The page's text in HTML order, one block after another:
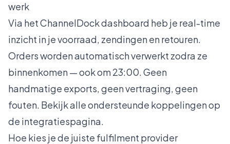
werk
Via het ChannelDock dashboard heb je real-time
inzicht in je voorraad, zendingen en retouren.
Orders worden automatisch verwerkt zodra ze
binnenkomen — ook om 23:00. Geen
handmatige exports, geen vertraging, geen
fouten. Bekijk alle ondersteunde koppelingen op
de integratiespagina.
Hoe kies je de juiste fulfilment provider